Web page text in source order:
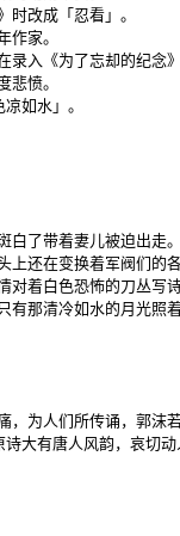
时改成「忍看」。
作家。
录入《为了忘却的纪念
悲愤。
如水」。
白了带着妻儿被迫出走
上还在变换着军阀们的
对着白色恐怖的刀丛写
有那清冷如水的月光照
，为人们所传诵，郭沫
大有唐人风韵，哀切